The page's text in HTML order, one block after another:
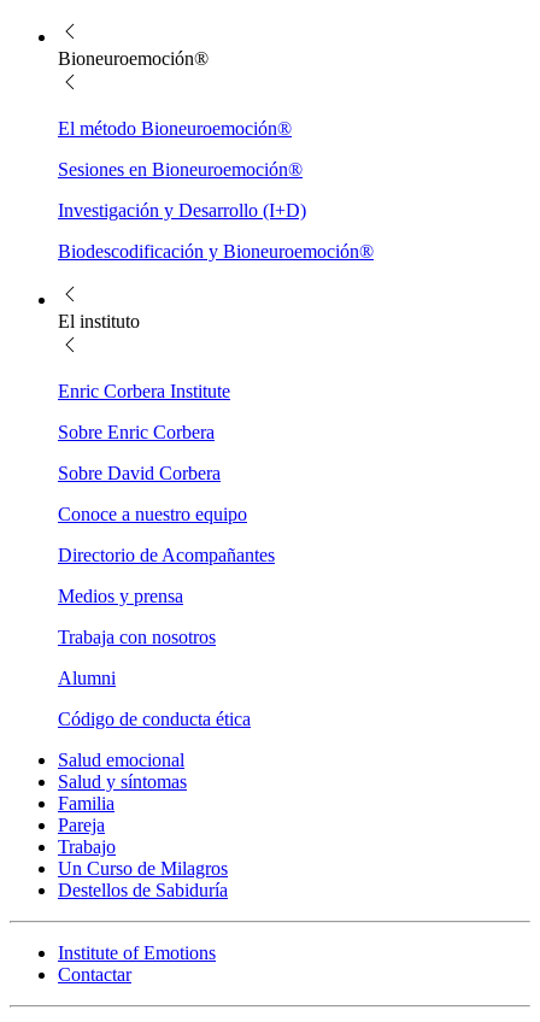
Bioneuroemoción®
El método Bioneuroemoción®
Sesiones en Bioneuroemoción®
Investigación y Desarrollo (I+D)
Biodescodificación y Bioneuroemoción®
El instituto
Enric Corbera Institute
Sobre Enric Corbera
Sobre David Corbera
Conoce a nuestro equipo
Directorio de Acompañantes
Medios y prensa
Trabaja con nosotros
Alumni
Código de conducta ética
Salud emocional
Salud y síntomas
Familia
Pareja
Trabajo
Un Curso de Milagros
Destellos de Sabiduría
Institute of Emotions
Contactar